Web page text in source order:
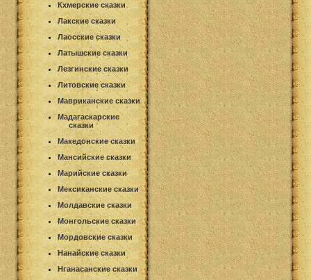
Кхмерские сказки
Лакские сказки
Лаосские сказки
Латышские сказки
Лезгинские сказки
Литовские сказки
Мавриканские сказки
Мадагаскарские
сказки
Македонские сказки
Мансийские сказки
Марийские сказки
Мексиканские сказки
Молдавские сказки
Монгольские сказки
Мордовские сказки
Нанайские сказки
Нганасанские сказки